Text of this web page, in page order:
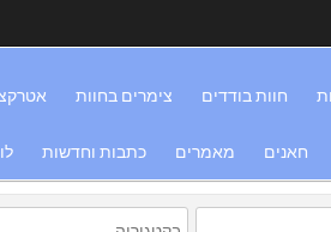
חוות בודדים צימרים בחוות
חאנים מאמרים כתבות וחדשות